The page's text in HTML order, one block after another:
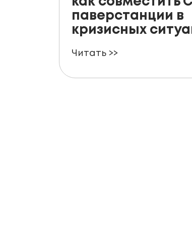
паверстанции в
кризисных
Читать >>